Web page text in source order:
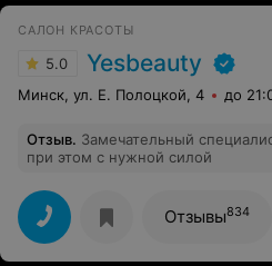
САЛОН КРАСОТЫ
5.0 Yesbeauty
Минск, ул. Е. Полоцкой, 4 до
Отзыв. Замечательный
при этом с нужной силой
Отзывы834